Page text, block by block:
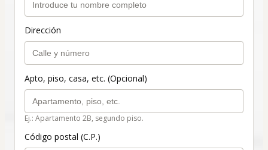
Dirección
Apto, piso, casa, etc. (Opcional)
Ej.: Apartamento 2B, segundo piso.
Código postal (C.P.)